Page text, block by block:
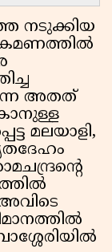
നടുക്കിയ
അതത്
മലയാളി,